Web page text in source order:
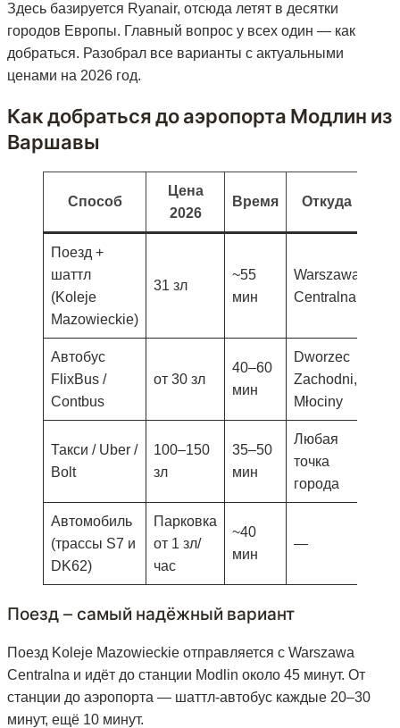
Здесь базируется Ryanair, отсюда летят в десятки
городов Европы. Главный вопрос у всех один — как
добраться. Разобрал все варианты с актуальными
ценами на 2026 год.
Как добраться до аэропорта Модлин из
Варшавы
Способ
Цена
2026
Время Откуда
Поезд +
шаттл
(Koleje
Mazowieckie)
31 зл
~55
мин
Warszawa
Centralna
Автобус
FlixBus /
Contbus
от 30 зл
40–60
мин
Dworzec
Zachodni,
Młociny
Такси / Uber /
Bolt
100–150
зл
35–50
мин
Любая
точка
города
Автомобиль
(трассы S7 и
DK62)
Парковка
от 1 зл/
час
~40
мин
—
Поезд — самый надёжный вариант
Поезд Koleje Mazowieckie отправляется с Warszawa
Centralna и идёт до станции Modlin около 45 минут. От
станции до аэропорта — шаттл-автобус каждые 20–30
минут, ещё 10 минут.